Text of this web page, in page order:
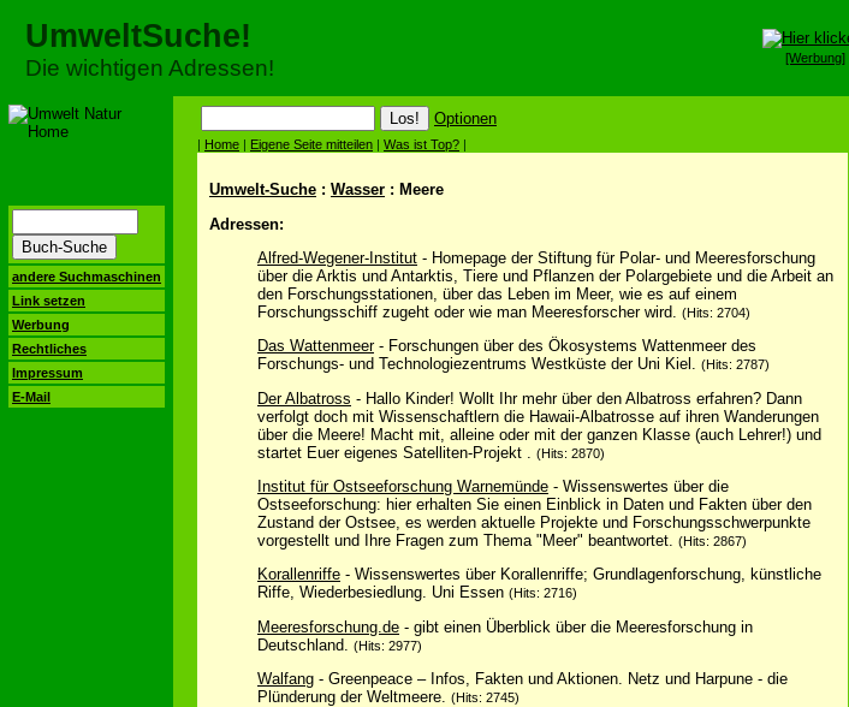
UmweltSuche!
Die wichtigen Adressen! [Werbung]
andere Suchmaschinen
Link setzen
Werbung
Rechtliches
Impressum
E-Mail
Optionen
| Home | Eigene Seite mitteilen | Was ist Top? |
Umwelt-Suche : Wasser : Meere
Adressen:
Alfred-Wegener-Institut - Homepage der Stiftung für Polar- und Meeresforschung
über die Arktis und Antarktis, Tiere und Pflanzen der Polargebiete und die Arbeit an
den Forschungsstationen, über das Leben im Meer, wie es auf einem
Forschungsschiff zugeht oder wie man Meeresforscher wird.
(Hits: 2704)
Das Wattenmeer - Forschungen über des Ökosystems Wattenmeer des
Forschungs- und Technologiezentrums Westküste der Uni Kiel. (Hits: 2787)
Der Albatross - Hallo Kinder! Wollt Ihr mehr über den Albatross erfahren? Dann
verfolgt doch mit Wissenschaftlern die Hawaii-Albatrosse auf ihren Wanderungen
über die Meere! Macht mit, alleine oder mit der ganzen Klasse (auch Lehrer!) und
startet Euer eigenes Satelliten-Projekt .
(Hits: 2870)
Institut für Ostseeforschung Warnemünde - Wissenswertes über die
Ostseeforschung: hier erhalten Sie einen Einblick in Daten und Fakten über den
Zustand der Ostsee, es werden aktuelle Projekte und Forschungsschwerpunkte
vorgestellt und Ihre Fragen zum Thema "Meer" beantwortet.
(Hits: 2867)
Korallenriffe - Wissenswertes über Korallenriffe; Grundlagenforschung, künstliche
Riffe, Wiederbesiedlung. Uni Essen (Hits: 2716)
Meeresforschung.de - gibt einen Überblick über die Meeresforschung in
Deutschland.
(Hits: 2977)
Walfang - Greenpeace – Infos, Fakten und Aktionen. Netz und Harpune - die
Plünderung der Weltmeere.
(Hits: 2745)